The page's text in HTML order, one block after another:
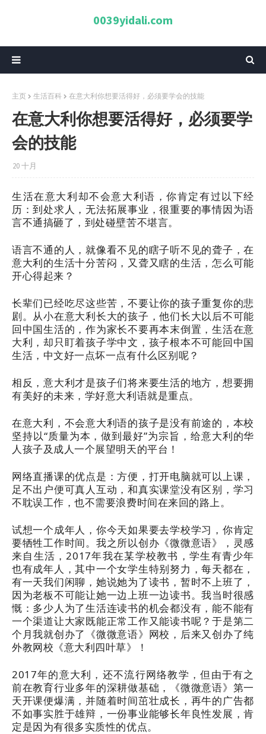
0039yidali.com
主页 生活百科 在意大利你想要活得好，必须要学会的技能
在意大利你想要活得好，必须要学
会的技能
20 十月
生活在意大利却不会意大利语，你肯定有过以下经
历：到处求人，无法拓展事业，很重要的事情因为语
言不通搞砸了，到处碰壁苦不堪言。
语言不通的人，就像看不见的瞎子听不见的聋子，在
意大利的生活十分苦闷，又聋又瞎的生活，怎么可能
开心得起来？
长辈们已经吃尽这些苦，不要让你的孩子重复你的悲
剧。从小在意大利长大的孩子，他们长大以后不可能
回中国生活的，作为家长不要再本末倒置，生活在意
大利，却只盯着孩子学中文，孩子根本不可能回中国
生活，中文好一点坏一点有什么区别呢？
相反，意大利才是孩子们将来要生活的地方，想要拥
有美好的未来，学好意大利语就是重点。
在意大利，不会意大利语的孩子是没有前途的，本校
坚持以“质量为本，做到最好”为宗旨，给意大利的华
人孩子及成人一个展望明天的平台！
网络直播课的优点是：方便，打开电脑就可以上课，
足不出户便可真人互动，和真实课堂没有区别，学习
不耽误工作，也不需要浪费时间在来回的路上。
试想一个成年人，你今天如果要去学校学习，你肯定
要牺牲工作时间。我之所以创办《微微意语》，灵感
来自生活，2017年我在某学校教书，学生有青少年
也有成年人，其中一个女学生特别努力，每天都在，
有一天我们闲聊，她说她为了读书，暂时不上班了，
因为老板不可能让她一边上班一边读书。我当时很感
慨：多少人为了生活连读书的机会都没有，能不能有
一个渠道让大家既能正常工作又能读书呢？于是第二
个月我就创办了《微微意语》网校，后来又创办了纯
外教网校《意大利四叶草》！
2017年的意大利，还不流行网络教学，但由于有之
前在教育行业多年的深耕做基础，《微微意语》第一
天开课便爆满，并随着时间茁壮成长，再牛的广告都
不如事实胜于雄辩，一份事业能够长年良性发展，肯
定是因为有很多实质性的优点。